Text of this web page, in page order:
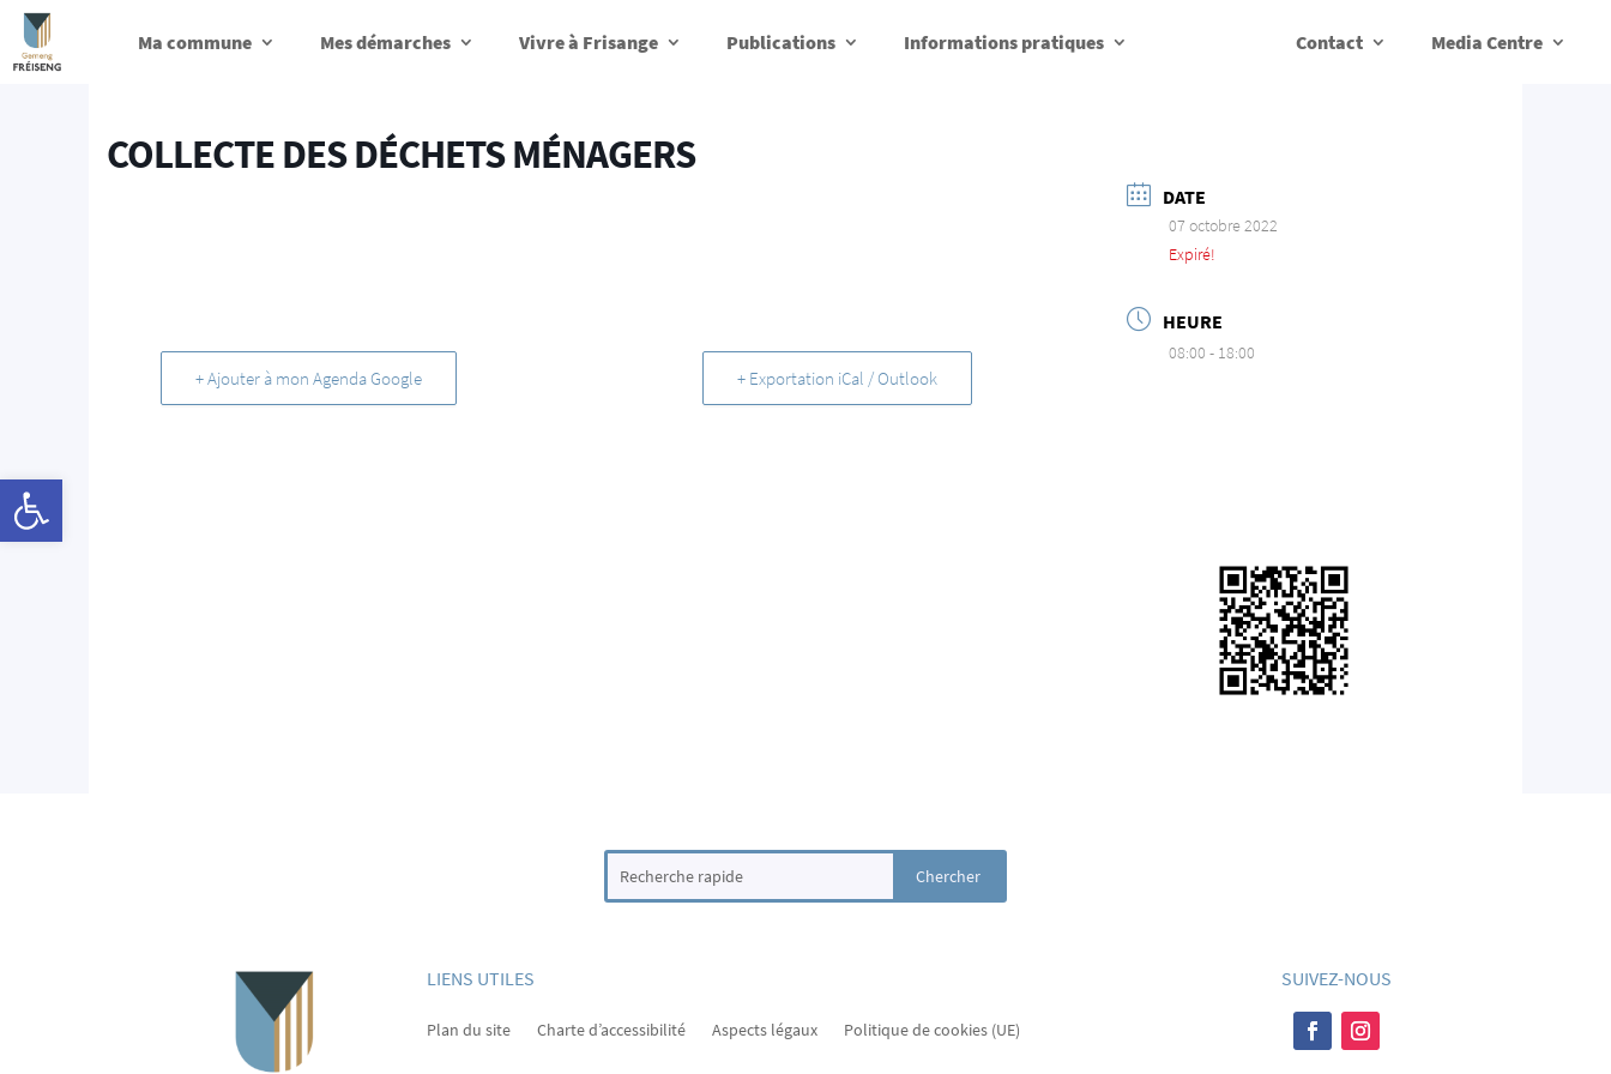
Ma commune Mes démarches Vivre à Frisange Publications Informations pratiques Contact Media Centre
COLLECTE DES DÉCHETS MÉNAGERS
+ Ajouter à mon Agenda Google + Exportation iCal / Outlook
DATE
07 octobre 2022
Expiré!
HEURE
08:00 - 18:00
LIENS UTILES
Plan du site Charte d’accessibilité Aspects légaux Politique de cookies (UE)
SUIVEZ-NOUS
Ouvrir la barre d’outils